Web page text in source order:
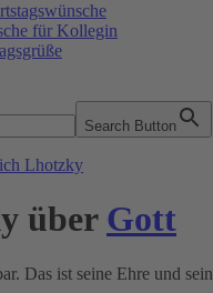
für Kollegin
Search Button
Lhotzky
über Gott
Das ist seine Ehre und